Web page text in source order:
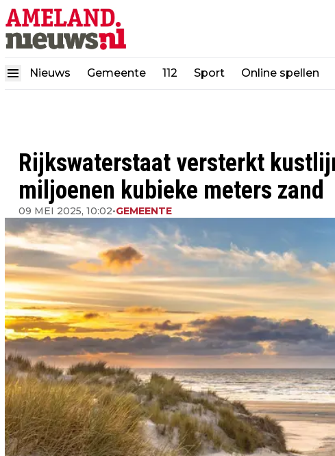
Nieuws Gemeente 112 Sport Online spellen
Rijkswaterstaat versterkt
miljoenen kubieke meters zand
09 MEI 2025, 10:02•GEMEENTE